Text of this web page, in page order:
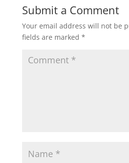
Submit a Comment
Your email address will not be
fields are marked *